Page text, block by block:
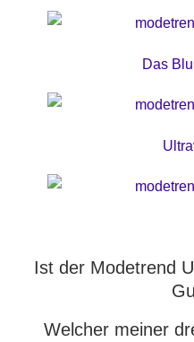
Das
Ist der Modetrend
Welcher meiner